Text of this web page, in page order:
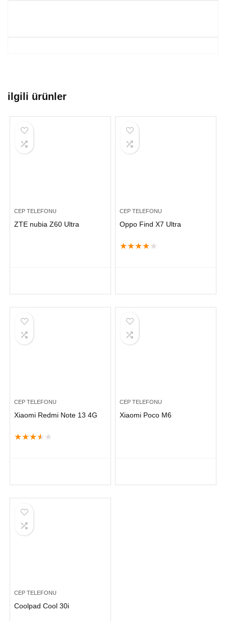
ilgili ürünler
CEP TELEFONU
ZTE nubia Z60 Ultra
CEP TELEFONU
Oppo Find X7 Ultra
★★★★ ★
CEP TELEFONU
Xiaomi Redmi Note 13 4G
★★★★ ★
CEP TELEFONU
Xiaomi Poco M6
CEP TELEFONU
Coolpad Cool 30i